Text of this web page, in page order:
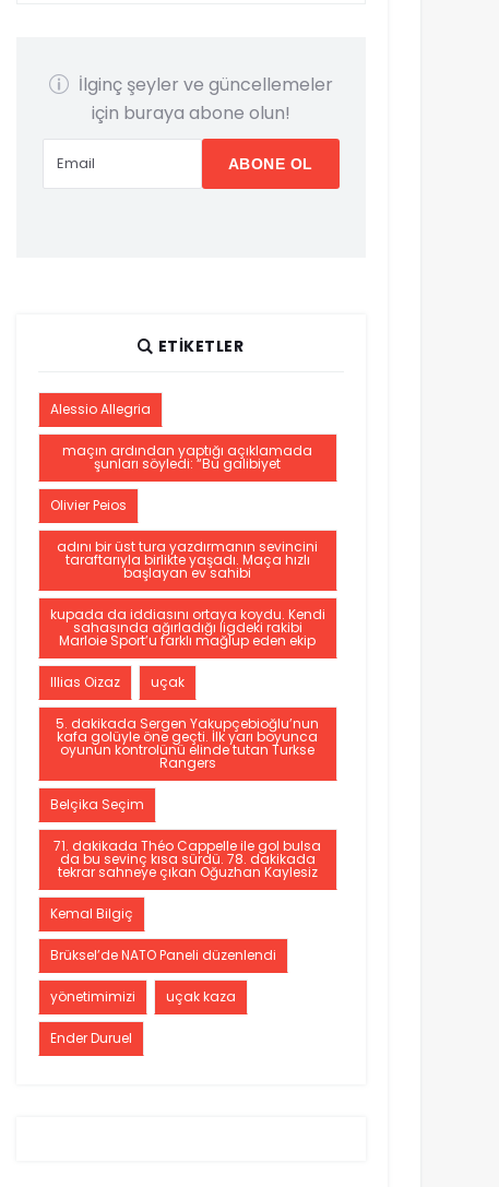
İlginç şeyler ve güncellemeler
için buraya abone olun!
ETIKETLER
Alessio Allegria
maçın ardından yaptığı açıklamada
şunları söyledi: “Bu galibiyet
Olivier Peios
adını bir üst tura yazdırmanın sevincini
taraftarıyla birlikte yaşadı. Maça hızlı
başlayan ev sahibi
kupada da iddiasını ortaya koydu. Kendi
sahasında ağırladığı ligdeki rakibi
Marloie Sport’u farklı mağlup eden ekip
Illias Oizaz uçak
5. dakikada Sergen Yakupçebioğlu’nun
kafa golüyle öne geçti. İlk yarı boyunca
oyunun kontrolünü elinde tutan Turkse
Rangers
Belçika Seçim
71. dakikada Théo Cappelle ile gol bulsa
da bu sevinç kısa sürdü. 78. dakikada
tekrar sahneye çıkan Oğuzhan Kaylesiz
Kemal Bilgiç
Brüksel’de NATO Paneli düzenlendi
yönetimimizi uçak kaza
Ender Duruel